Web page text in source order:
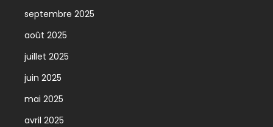
septembre 2025
août 2025
juillet 2025
juin 2025
mai 2025
avril 2025